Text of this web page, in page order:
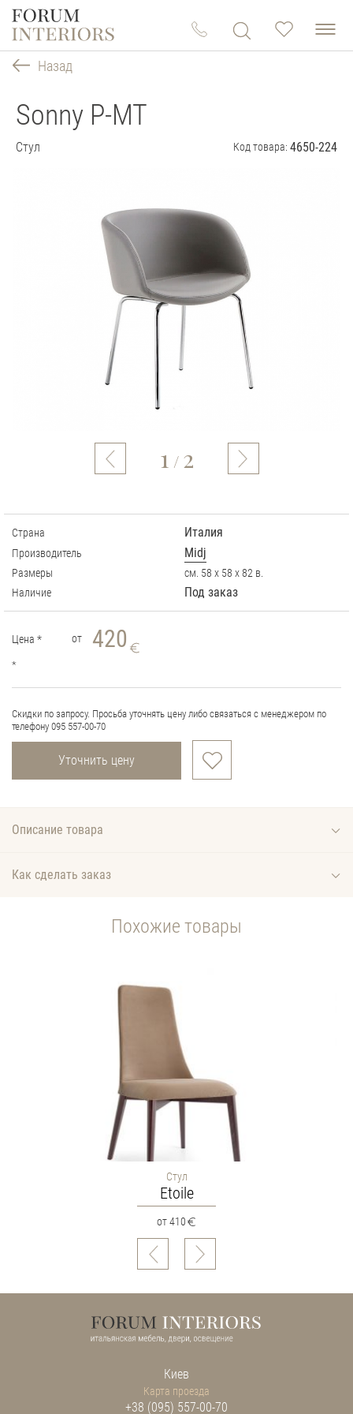
Назад
1 / 2
Sonny P-MT
Стул Код товара: 4650-224
Страна Италия
Производитель Midj
Размеры
см. 58 х 58 х 82 в.
Наличие
Под заказ
Цена * от 420
*
Скидки по запросу. Просьба уточнять цену либо связаться с менеджером по
телефону 095 557-00-70
Уточнить цену
Описание товара
Как сделать заказ
Похожие товары
Стул
Etoile
от 410
Киев
Карта проезда
+38 (095) 557-00-70